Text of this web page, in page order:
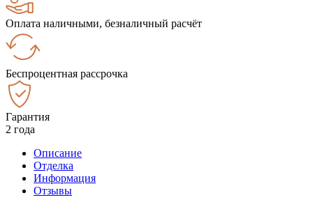
Оплата наличными, безналичный расчёт
Беспроцентная рассрочка
Гарантия
2 года
Описание
Отделка
Информация
Отзывы